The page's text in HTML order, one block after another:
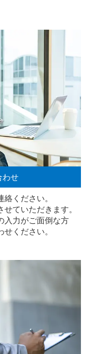
わせ
ください。
ていただきます。
入力がご面倒な方
ください。